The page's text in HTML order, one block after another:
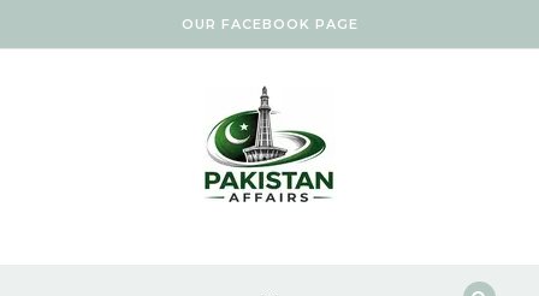
OUR FACEBOOK PAGE